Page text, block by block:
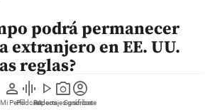
person
Mi Perfil
graphic_eq
Pódcast
play_arrow
Videos
photo_camera
Reportajes gráficos
account_circle
Suscríbete
podrá permanecer
extranjero en EE. UU.
reglas?
estarán limitados a